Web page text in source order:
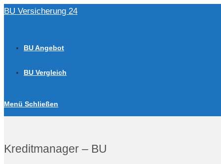
Zum
BU Versicherung 24
BU Angebot
BU Vergleich
Menü Schließen
Kreditmanager – BU